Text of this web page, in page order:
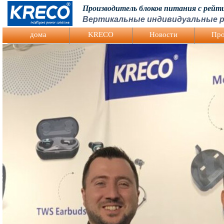
Logo Picture
Производитель блоков питания с
Вертикальные индивидуальные
дома KRECO Hовости